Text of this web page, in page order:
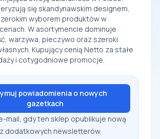
się skandynawskim designem,
wyborem produktów w
W asortymencie dominuje
warzywa, pieczywo oraz szeroki
Kupujący cenią Netto za stałe
i cotygodniowe promocje.
powiadomienia o nowych
gazetkach
mail, gdy ten sklep opublikuje nową
dodatkowych newsletterów.